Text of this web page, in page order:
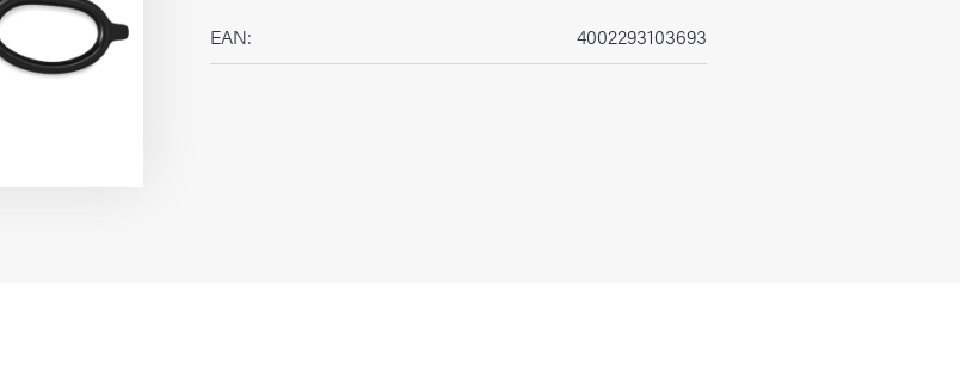
EAN: 4002293103693